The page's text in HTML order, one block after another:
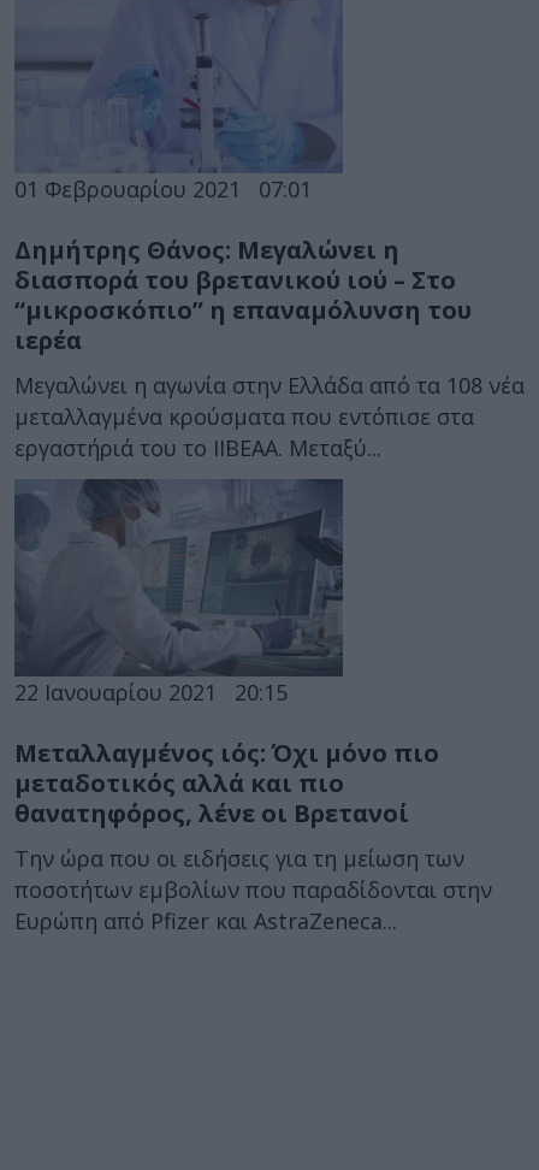
01 Φεβρουαρίου 2021 07:01
Δημήτρης Θάνος: Μεγαλώνει η
διασπορά του βρετανικού ιού – Στο
“μικροσκόπιο” η επαναμόλυνση του
ιερέα
Μεγαλώνει η αγωνία στην Ελλάδα από τα 108 νέα
μεταλλαγμένα κρούσματα που εντόπισε στα
εργαστήριά του το ΙΙΒΕΑΑ. Μεταξύ...
22 Ιανουαρίου 2021 20:15
Μεταλλαγμένος ιός: Όχι μόνο πιο
μεταδοτικός αλλά και πιο
θανατηφόρος, λένε οι Βρετανοί
Την ώρα που οι ειδήσεις για τη μείωση των
ποσοτήτων εμβολίων που παραδίδονται στην
Ευρώπη από Pfizer και AstraZeneca...